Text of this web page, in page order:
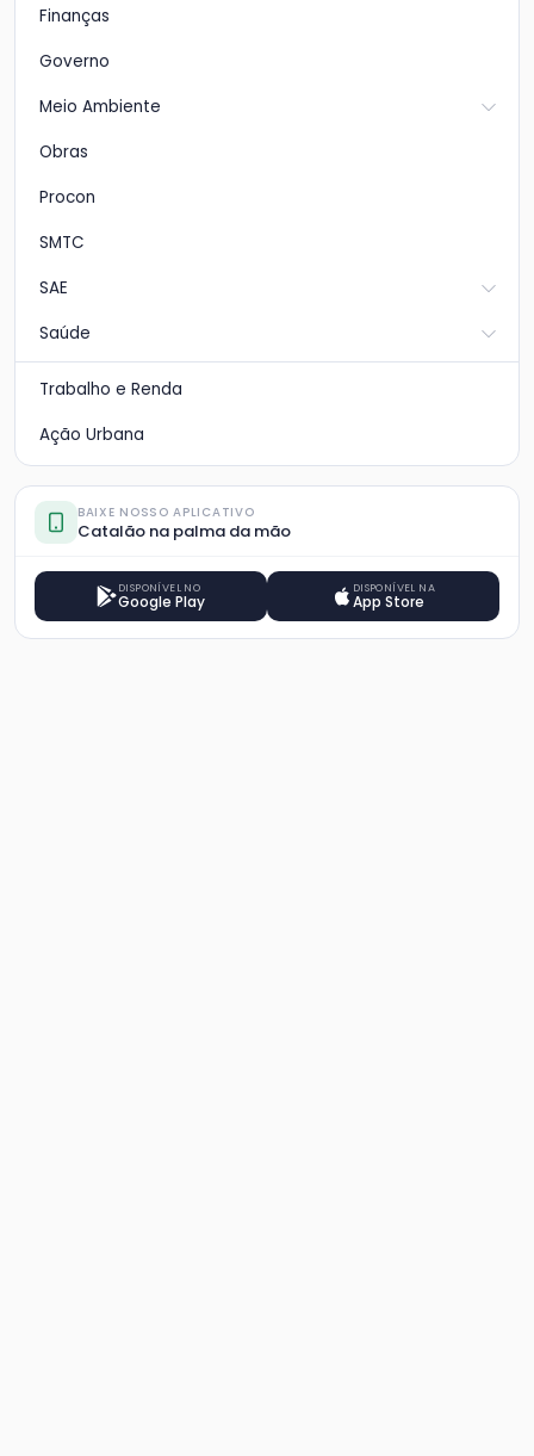
Finanças
Governo
Meio Ambiente
Obras
Procon
SMTC
SAE
Saúde
Trabalho e Renda
Ação Urbana
BAIXE NOSSO APLICATIVO
Catalão na palma da mão
DISPONÍVEL NO
Google Play
DISPONÍVEL NA
App Store